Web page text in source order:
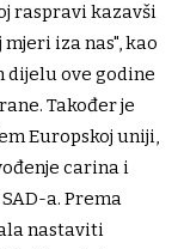
raspravi kazavši
iza nas", kao
dijelu ove godine
Također je
Europskoj uniji,
carina i
a. Prema
nastaviti